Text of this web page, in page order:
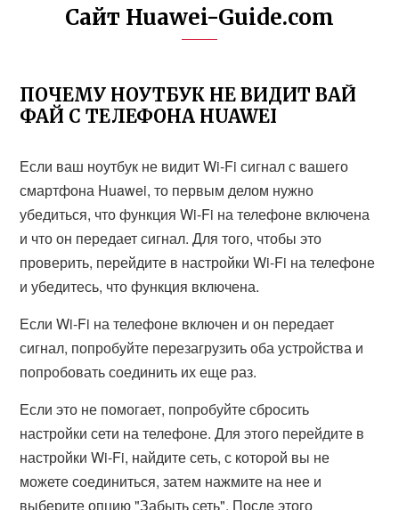
Сайт Huawei-Guide.com
ПОЧЕМУ НОУТБУК НЕ ВИДИТ ВАЙ
ФАЙ С ТЕЛЕФОНА HUAWEI
Если ваш ноутбук не видит Wi-Fi сигнал с вашего
смартфона Huawei, то первым делом нужно
убедиться, что функция Wi-Fi на телефоне включена
и что он передает сигнал. Для того, чтобы это
проверить, перейдите в настройки Wi-Fi на телефоне
и убедитесь, что функция включена.
Если Wi-Fi на телефоне включен и он передает
сигнал, попробуйте перезагрузить оба устройства и
попробовать соединить их еще раз.
Если это не помогает, попробуйте сбросить
настройки сети на телефоне. Для этого перейдите в
настройки Wi-Fi, найдите сеть, с которой вы не
можете соединиться, затем нажмите на нее и
выберите опцию "Забыть сеть". После этого